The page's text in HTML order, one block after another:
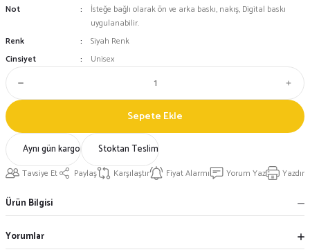
Not
İsteğe bağlı olarak ön ve arka baskı, nakış, Digital baskı
uygulanabilir.
Renk
Siyah Renk
Cinsiyet
Unisex
Sepete Ekle
Aynı gün kargo Stoktan Teslim
Tavsiye Et Paylaş Karşılaştır Fiyat Alarmı Yorum Yaz Yazdır
Ürün Bilgisi
Yorumlar